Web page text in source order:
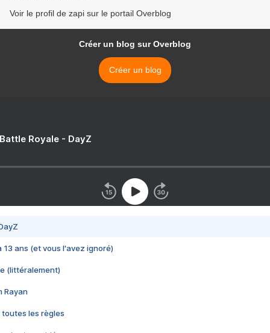
Voir le profil de zapi sur le portail Overblog
Créer un blog sur Overblog
Créer un blog
Royale - DayZ
13 ans (et vous l'avez ignoré)
(littéralement)
Rayan
toutes les règles